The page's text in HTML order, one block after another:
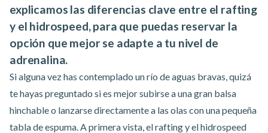
explicamos las diferencias clave entre el rafting
y el hidrospeed, para que puedas reservar la
opción que mejor se adapte a tu nivel de
adrenalina.
Si alguna vez has contemplado un río de aguas bravas, quizá
te hayas preguntado si es mejor subirse a una gran balsa
hinchable o lanzarse directamente a las olas con una pequeña
tabla de espuma. A primera vista, el rafting y el hidrospeed